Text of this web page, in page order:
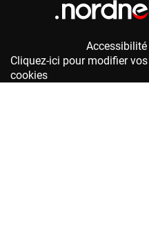
Cliquez-ici pour modifier
cookies